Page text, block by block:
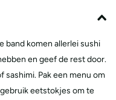
band komen allerlei sushi
en geef de rest door.
Pak een menu om
eetstokjes om te